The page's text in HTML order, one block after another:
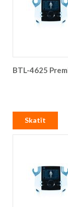
BTL-4625
Skatīt